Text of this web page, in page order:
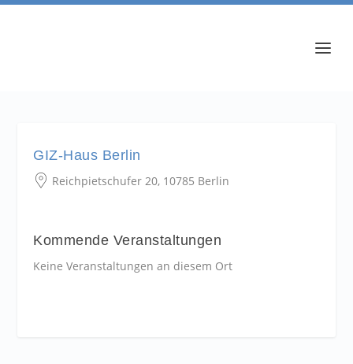
GIZ-Haus Berlin
Reichpietschufer 20, 10785 Berlin
Kommende Veranstaltungen
Keine Veranstaltungen an diesem Ort